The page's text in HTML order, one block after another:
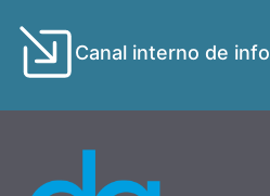
Canal interno de